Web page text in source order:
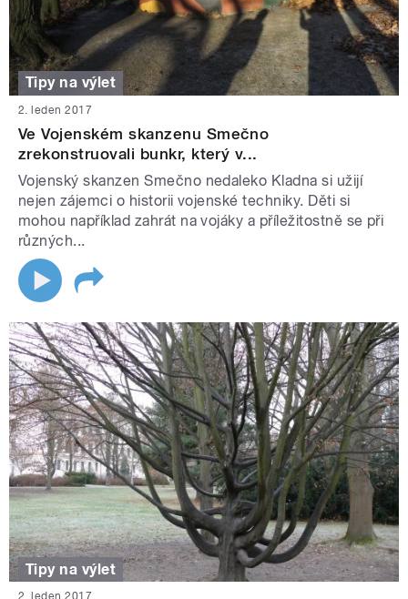
Tipy na výlet
2. leden 2017
Ve Vojenském skanzenu Smečno
zrekonstruovali bunkr, který v...
Vojenský skanzen Smečno nedaleko Kladna si užijí
nejen zájemci o historii vojenské techniky. Děti si
mohou například zahrát na vojáky a příležitostně se při
různých...
Tipy na výlet
2. leden 2017